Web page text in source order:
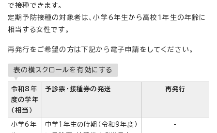
で接種できます。
定期予防接種の対象者は、小学6年生から高校1年生の年齢に
相当する女性です。
再発行をご希望の方は下記から電子申請をしてください。
表の横スクロールを有効にする
令和8年
度の学年
（相当）
予診票・接種券の発送 再発行
小学6年
中学1年生の時期（令和9年度）
-